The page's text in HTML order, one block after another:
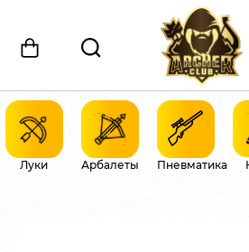
Луки Арбалеты Пневматика